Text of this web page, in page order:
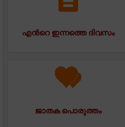
എന്‍റെ ഇന്നത്തെ ദിവസം
ജാതക പൊരുത്തം